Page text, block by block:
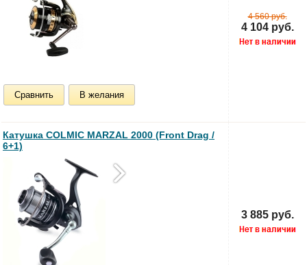
Сравнить В желания
4 560 руб.
4 104 руб.
Катушка COLMIC MARZAL 2000 (Front Drag /
6+1)
3 885 руб.